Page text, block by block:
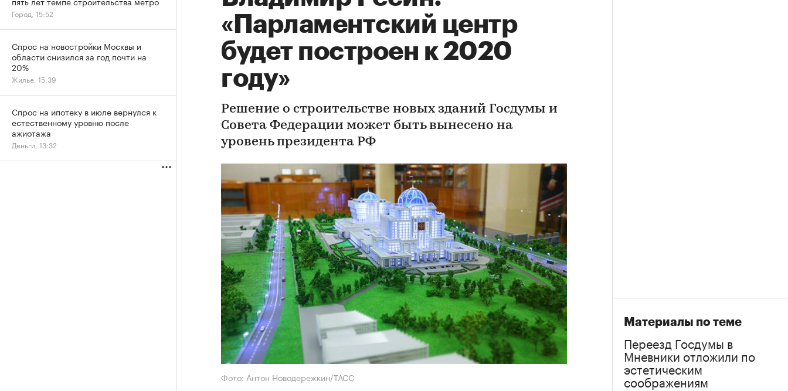
«Парламентский центр
будет построен к 2020
году»
Решение о строительстве новых зданий Госдумы и
Совета Федерации может быть вынесено на
уровень президента РФ
Фото: Антон Новодережкин/ТАСС
Материалы по теме
Переезд Госдумы в
Мневники отложили по
эстетическим
соображениям
Город, 15:52
Спрос на новостройки Москвы и
области снизился за год почти на
20%
Жилье, 15:39
Спрос на ипотеку в июле вернулся к
естественному уровню после
ажиотажа
Деньги, 13:32